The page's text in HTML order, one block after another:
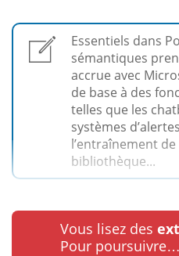
Essentiels dans
sémantiques
accrue avec
de base à des
telles que les
systèmes
l’entraînement de
bibliothèque...
Vous lisez des
Pour poursuivre…